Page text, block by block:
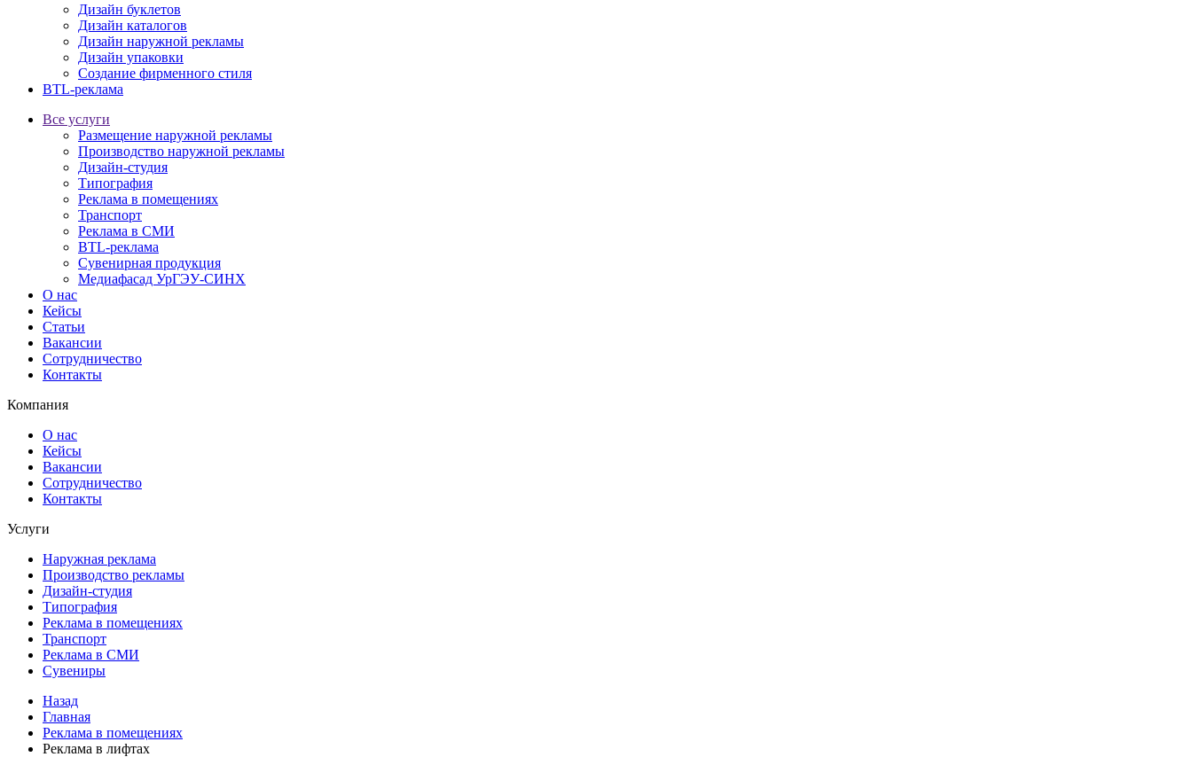
Дизайн буклетов
Дизайн каталогов
Дизайн наружной рекламы
Дизайн упаковки
Создание фирменного стиля
BTL-реклама
Все услуги
Размещение наружной рекламы
Производство наружной рекламы
Дизайн-студия
Типография
Реклама в помещениях
Транспорт
Реклама в СМИ
BTL-реклама
Сувенирная продукция
Медиафасад УрГЭУ-СИНХ
О нас
Кейсы
Статьи
Вакансии
Сотрудничество
Контакты
Компания
О нас
Кейсы
Вакансии
Сотрудничество
Контакты
Услуги
Наружная реклама
Производство рекламы
Дизайн-студия
Типография
Реклама в помещениях
Транспорт
Реклама в СМИ
Сувениры
Назад
Главная
Реклама в помещениях
Реклама в лифтах